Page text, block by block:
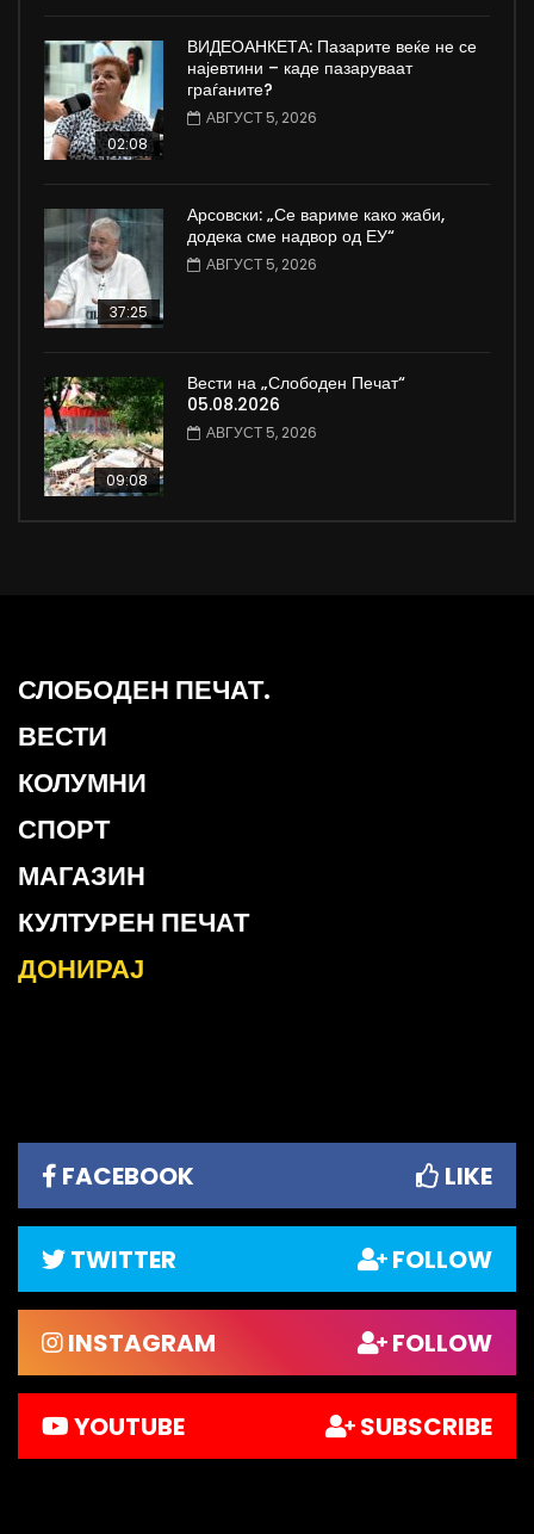
02:08
ВИДЕОАНКЕТА: Пазарите веќе не се
најевтини – каде пазаруваат
граѓаните?
АВГУСТ 5, 2026
37:25
Арсовски: „Се вариме како жаби,
додека сме надвор од ЕУ“
АВГУСТ 5, 2026
09:08
Вести на „Слободен Печат“
05.08.2026
АВГУСТ 5, 2026
СЛОБОДЕН ПЕЧАТ.
ВЕСТИ
КОЛУМНИ
СПОРТ
МАГАЗИН
КУЛТУРЕН ПЕЧАТ
ДОНИРАЈ
FACEBOOK LIKE
TWITTER FOLLOW
INSTAGRAM FOLLOW
YOUTUBE SUBSCRIBE